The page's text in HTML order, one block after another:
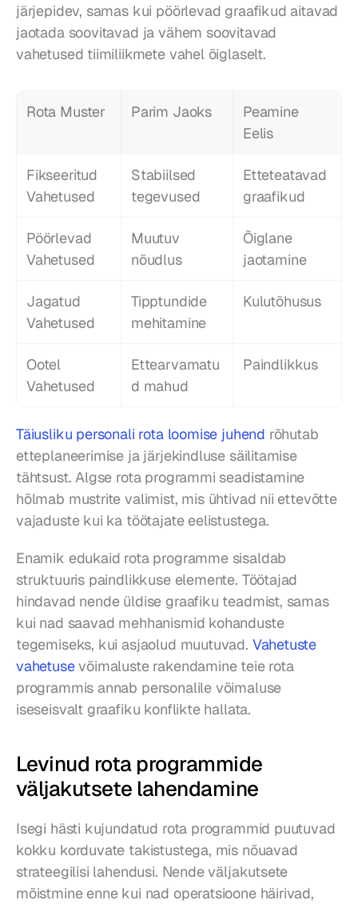
järjepidev, samas kui pöörlevad graafikud aitavad
jaotada soovitavad ja vähem soovitavad
vahetused tiimiliikmete vahel õiglaselt.
Rota Muster Parim Jaoks
Peamine
Eelis
Fikseeritud
Vahetused
Stabiilsed
tegevused
Etteteatavad
graafikud
Pöörlevad
Vahetused
Muutuv
nõudlus
Õiglane
jaotamine
Jagatud
Vahetused
Tipptundide
mehitamine
Kulutõhusus
Ootel
Vahetused
Ettearvamatu
d mahud
Paindlikkus
Täiusliku personali rota loomise juhend rõhutab
etteplaneerimise ja järjekindluse säilitamise
tähtsust. Algse rota programmi seadistamine
hõlmab mustrite valimist, mis ühtivad nii ettevõtte
vajaduste kui ka töötajate eelistustega.
Enamik edukaid rota programme sisaldab
struktuuris paindlikkuse elemente. Töötajad
hindavad nende üldise graafiku teadmist, samas
kui nad saavad mehhanismid kohanduste
tegemiseks, kui asjaolud muutuvad. Vahetuste
vahetuse võimaluste rakendamine teie rota
programmis annab personalile võimaluse
iseseisvalt graafiku konflikte hallata.
Levinud rota programmide
väljakutsete lahendamine
Isegi hästi kujundatud rota programmid puutuvad
kokku korduvate takistustega, mis nõuavad
strateegilisi lahendusi. Nende väljakutsete
mõistmine enne kui nad operatsioone häirivad,